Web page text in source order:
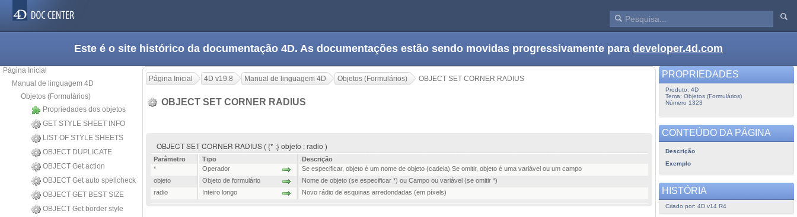
Este é o site histórico da documentação 4D. As documentações estão sendo movidas progressivamente para developer.4d.com
Página Inicial
Manual de linguagem 4D
Objetos (Formulários)
Propriedades dos objetos
GET STYLE SHEET INFO
LIST OF STYLE SHEETS
OBJECT DUPLICATE
OBJECT Get action
OBJECT Get auto spellcheck
OBJECT GET BEST SIZE
OBJECT Get border style
Página Inicial 4D v19.8 Manual de linguagem 4D Objetos (Formulários) OBJECT SET CORNER RADIUS
OBJECT SET CORNER RADIUS
OBJECT SET CORNER RADIUS ( {* ;} objeto ; radio )
Parâmetro Tipo
Descrição
*
Operador
Se especificar, objeto é um nome de objeto (cadeia) Se omitir, objeto é uma variável ou um campo
objeto
Objeto de formulário
Nome de objeto (se especificar *) ou Campo ou variável (se omitir *)
radio
Inteiro longo Novo rádio de esquinas arredondadas (em píxels)
PROPRIEDADES
Produto: 4D
Tema: Objetos (Formulários)
Número 1323
CONTEÚDO DA PÁGINA
Descrição
Exemplo
HISTÓRIA
Criado por: 4D v14 R4